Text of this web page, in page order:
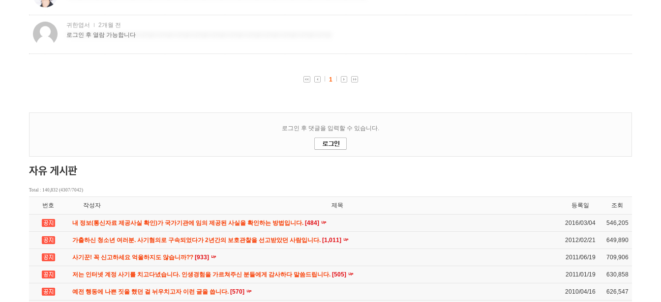
Total : 140,832 (4307/7042)
번호 작성자 제목 등록일 조회
내 정보(통신자료 제공사실 확인)가 국가기관에 임의 제공된 사실을 확인하는 방법입니다. [484] 2016/03/04 546,205
가출하신 청소년 여러분. 사기혐의로 구속되었다가 2년간의 보호관찰을 선고받았던 사람입니다. [1,011] 2012/02/21 649,890
사기꾼! 꼭 신고하세요 억울하지도 않습니까?? [933] 2011/06/19 709,906
저는 인터넷 계정 사기를 치고다녔습니다. 인생경험을 가르쳐주신 분들에게 감사하다 말씀드립니다. [505] 2011/01/19 630,858
예전 행동에 나쁜 짓을 했던 걸 뉘우치고자 이런 글을 씁니다. [570] 2010/04/16 626,547